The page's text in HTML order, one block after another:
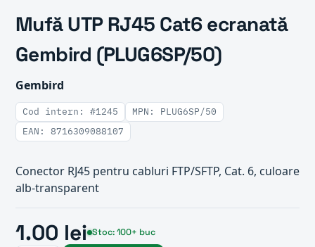
Mufă UTP RJ45 Cat6 ecranată
Gembird (PLUG6SP/50)
Gembird
Cod intern: #1245
MPN: PLUG6SP/50
EAN: 8716309088107
Conector RJ45 pentru cabluri FTP/SFTP, Cat. 6, culoare
alb-transparent
1.00 lei Stoc: 100+ buc